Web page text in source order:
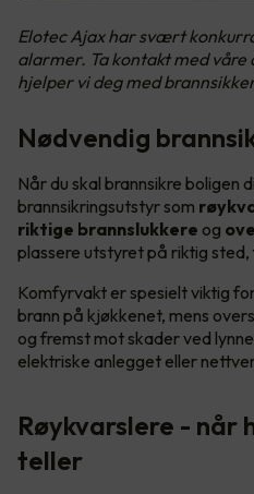
Elotec Ajax har svært
alarmer. Ta kontakt med våre
hjelper vi deg med
Nødvendig
Når du skal brannsikre boligen
brannsikringsutstyr som
riktige brannslukkere og
plassere utstyret på riktig
Komfyrvakt er spesielt viktig
brann på kjøkkenet, mens
og fremst mot skader ved
elektriske anlegget eller
Røykvarslere - når
teller